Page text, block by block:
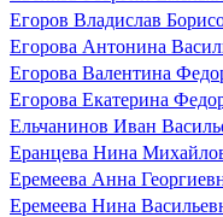
Егоров Владислав
Егорова Антонина
Егорова Валентина
Егорова Екатерина
Ельчанинов Иван
Еранцева Нина
Еремеева Анна
Еремеева Нина